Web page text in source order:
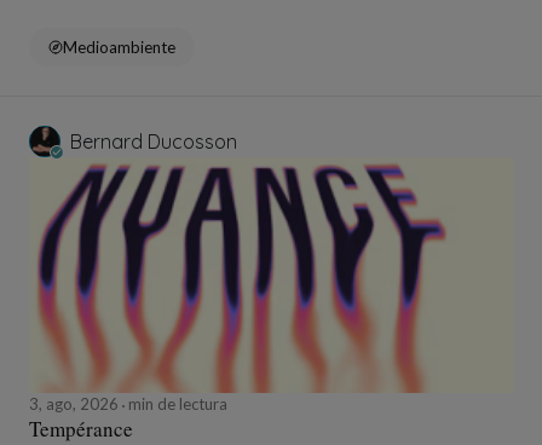
Medioambiente
Bernard Ducosson
3, ago, 2026 min de lectura
Tempérance